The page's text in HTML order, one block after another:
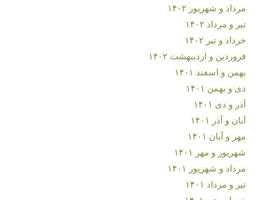
مرداد و شهریور ۱۴۰۲
تیر و مرداد ۱۴۰۲
خرداد و تیر ۱۴۰۲
فروردین و اردیبهشت ۱۴۰۲
بهمن و اسفند ۱۴۰۱
دی و بهمن ۱۴۰۱
آذر و دی ۱۴۰۱
آبان و آذر ۱۴۰۱
مهر و آبان ۱۴۰۱
شهریور و مهر ۱۴۰۱
مرداد و شهریور ۱۴۰۱
تیر و مرداد ۱۴۰۱